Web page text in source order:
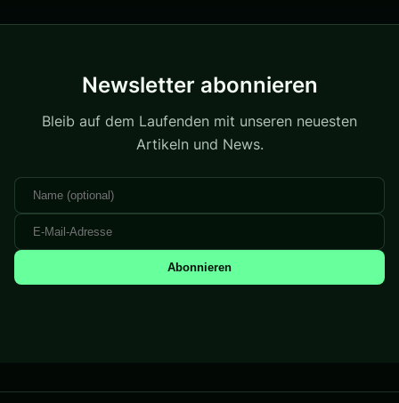
Newsletter abonnieren
Bleib auf dem Laufenden mit unseren neuesten
Artikeln und News.
Abonnieren